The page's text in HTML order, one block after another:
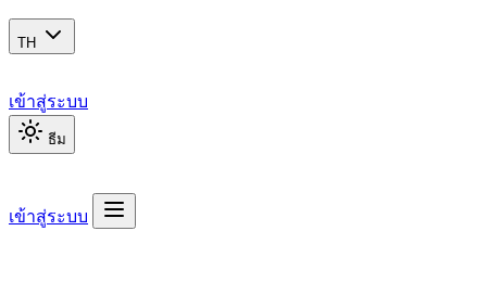
TH
เข้าสู่ระบบ
ธีม
เข้าสู่ระบบ